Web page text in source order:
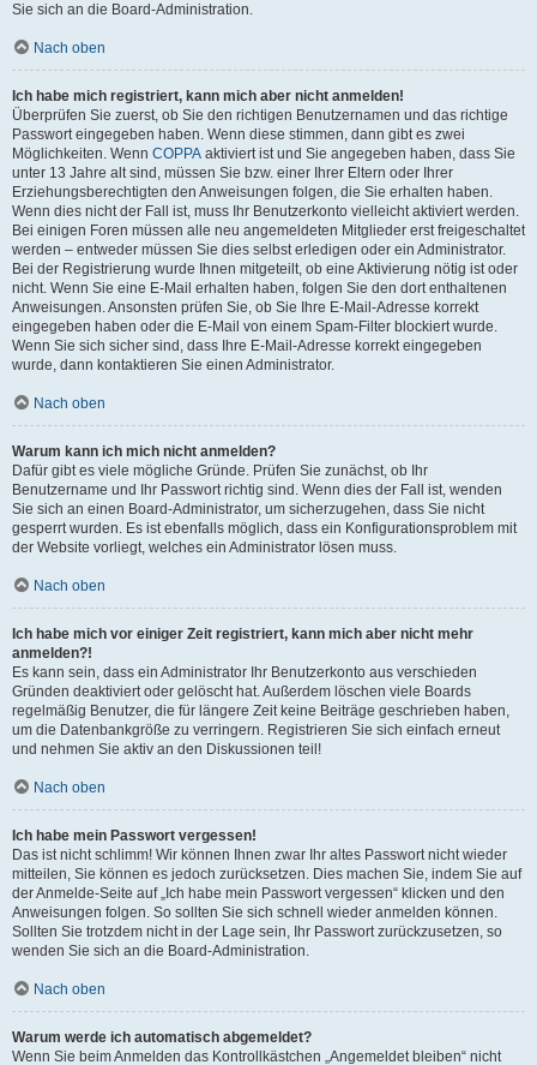
Sie sich an die Board-Administration.
Nach oben
Ich habe mich registriert, kann mich aber nicht anmelden!
Überprüfen Sie zuerst, ob Sie den richtigen Benutzernamen und das richtige
Passwort eingegeben haben. Wenn diese stimmen, dann gibt es zwei
Möglichkeiten. Wenn COPPA aktiviert ist und Sie angegeben haben, dass Sie
unter 13 Jahre alt sind, müssen Sie bzw. einer Ihrer Eltern oder Ihrer
Erziehungsberechtigten den Anweisungen folgen, die Sie erhalten haben.
Wenn dies nicht der Fall ist, muss Ihr Benutzerkonto vielleicht aktiviert werden.
Bei einigen Foren müssen alle neu angemeldeten Mitglieder erst freigeschaltet
werden – entweder müssen Sie dies selbst erledigen oder ein Administrator.
Bei der Registrierung wurde Ihnen mitgeteilt, ob eine Aktivierung nötig ist oder
nicht. Wenn Sie eine E-Mail erhalten haben, folgen Sie den dort enthaltenen
Anweisungen. Ansonsten prüfen Sie, ob Sie Ihre E-Mail-Adresse korrekt
eingegeben haben oder die E-Mail von einem Spam-Filter blockiert wurde.
Wenn Sie sich sicher sind, dass Ihre E-Mail-Adresse korrekt eingegeben
wurde, dann kontaktieren Sie einen Administrator.
Nach oben
Warum kann ich mich nicht anmelden?
Dafür gibt es viele mögliche Gründe. Prüfen Sie zunächst, ob Ihr
Benutzername und Ihr Passwort richtig sind. Wenn dies der Fall ist, wenden
Sie sich an einen Board-Administrator, um sicherzugehen, dass Sie nicht
gesperrt wurden. Es ist ebenfalls möglich, dass ein Konfigurationsproblem mit
der Website vorliegt, welches ein Administrator lösen muss.
Nach oben
Ich habe mich vor einiger Zeit registriert, kann mich aber nicht mehr
anmelden?!
Es kann sein, dass ein Administrator Ihr Benutzerkonto aus verschieden
Gründen deaktiviert oder gelöscht hat. Außerdem löschen viele Boards
regelmäßig Benutzer, die für längere Zeit keine Beiträge geschrieben haben,
um die Datenbankgröße zu verringern. Registrieren Sie sich einfach erneut
und nehmen Sie aktiv an den Diskussionen teil!
Nach oben
Ich habe mein Passwort vergessen!
Das ist nicht schlimm! Wir können Ihnen zwar Ihr altes Passwort nicht wieder
mitteilen, Sie können es jedoch zurücksetzen. Dies machen Sie, indem Sie auf
der Anmelde-Seite auf „Ich habe mein Passwort vergessen“ klicken und den
Anweisungen folgen. So sollten Sie sich schnell wieder anmelden können.
Sollten Sie trotzdem nicht in der Lage sein, Ihr Passwort zurückzusetzen, so
wenden Sie sich an die Board-Administration.
Nach oben
Warum werde ich automatisch abgemeldet?
Wenn Sie beim Anmelden das Kontrollkästchen „Angemeldet bleiben“ nicht